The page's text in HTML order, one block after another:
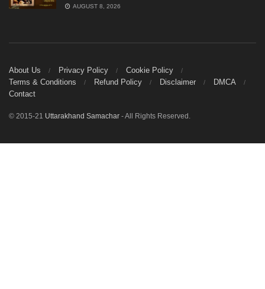
AUGUST 8, 2026
About Us Privacy Policy
Cookie Policy
Terms & Conditions
Refund Policy Disclaimer
DMCA
Contact
© 2015-21 Uttarakhand Samachar - All Rights Reserved.